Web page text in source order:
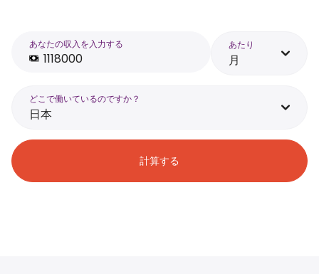
あなたの収入を入力する あたり
月
どこで働いているのですか？
日本
計算する